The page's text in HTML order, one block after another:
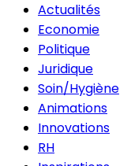
Actualités
Economie
Politique
Juridique
Soin/Hygiène
Animations
Innovations
RH